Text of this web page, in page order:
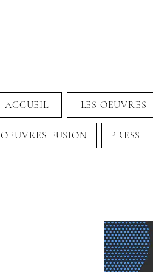
ACCUEIL LES OEUVRES
OEUVRES FUSION PRESS